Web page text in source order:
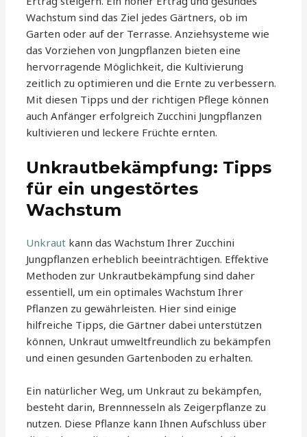
Wachstum sind das Ziel jedes Gärtners, ob im
Garten oder auf der Terrasse. Anziehsysteme wie
das Vorziehen von Jungpflanzen bieten eine
hervorragende Möglichkeit, die Kultivierung
zeitlich zu optimieren und die Ernte zu verbessern.
Mit diesen Tipps und der richtigen Pflege können
auch Anfänger erfolgreich Zucchini Jungpflanzen
kultivieren und leckere Früchte ernten.
Unkrautbekämpfung: Tipps
für ein ungestörtes
Wachstum
Unkraut kann das Wachstum Ihrer Zucchini
Jungpflanzen erheblich beeinträchtigen. Effektive
Methoden zur Unkrautbekämpfung sind daher
essentiell, um ein optimales Wachstum Ihrer
Pflanzen zu gewährleisten. Hier sind einige
hilfreiche Tipps, die Gärtner dabei unterstützen
können, Unkraut umweltfreundlich zu bekämpfen
und einen gesunden Gartenboden zu erhalten.
Ein natürlicher Weg, um Unkraut zu bekämpfen,
besteht darin, Brennnesseln als Zeigerpflanze zu
nutzen. Diese Pflanze kann Ihnen Aufschluss über